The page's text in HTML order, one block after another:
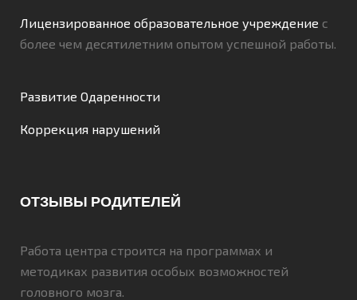
Лицензированное образовательное учреждение с
более чем десятилетним опытом успешной работы.
Развитие Одаренности
Коррекция нарушений
ОТЗЫВЫ РОДИТЕЛЕЙ
Работа центра строится на программах и
методиках развития особых возможностей
головного мозга.